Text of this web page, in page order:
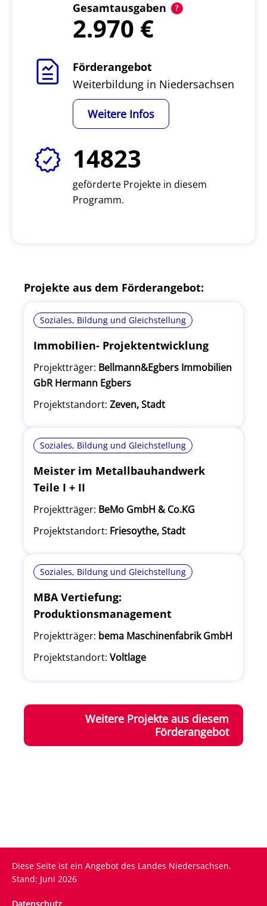
Gesamtausgaben
2.970
Förderangebot
Weiterbildung in Niedersachsen
Weitere Infos
14823
geförderte Projekte in diesem
Programm.
Projekte aus dem Förderangebot:
Soziales, Bildung und Gleichstellung
Immobilien- Projektentwicklung
Projektträger: Bellmann&Egbers Immobilien
GbR Hermann Egbers
Projektstandort: Zeven, Stadt
Soziales, Bildung und Gleichstellung
Meister im Metallbauhandwerk
Teile I + II
Projektträger: BeMo GmbH & Co.KG
Projektstandort: Friesoythe, Stadt
Soziales, Bildung und Gleichstellung
MBA Vertiefung:
Produktionsmanagement
Projektträger: bema Maschinenfabrik GmbH
Projektstandort: Voltlage
Weitere Projekte aus diesem
Förderangebot
Diese Seite ist ein Angebot des Landes Niedersachsen.
Stand: Juni 2026